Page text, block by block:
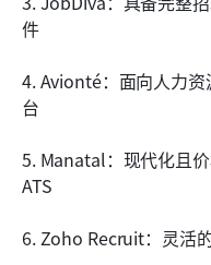
件
4. Avionté：面向人力
台
5. Manatal：现代化且
ATS
6. Zoho Recruit：灵活